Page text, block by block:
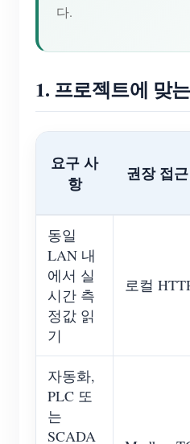
다.
1. 프로젝트에 맞
요구 사
항
권장 접
동일
LAN 내
에서 실
시간 측
정값 읽
기
로컬
자동화,
PLC 또
는
SCADA